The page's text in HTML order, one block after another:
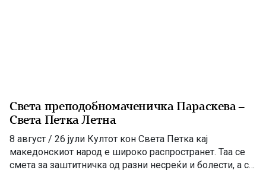
Света преподобномаченичка Параскева –
Света Петка Летна
8 август / 26 јули Култот кон Света Петка кај
македонскиот народ е широко распространет. Таа се
смета за заштитничка од разни несреќи и болести, а со